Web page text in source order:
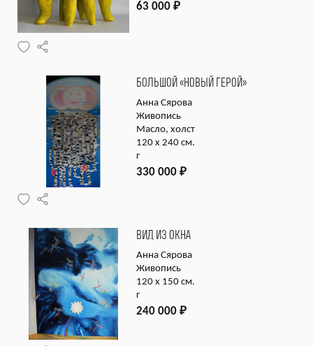
63 000 ₽
БОЛЬШОЙ «НОВЫЙ ГЕРОЙ»
Анна Сярова
Живопись
Масло, холст
120 х 240 см.
г
330 000 ₽
ВИД ИЗ ОКНА
Анна Сярова
Живопись
120 х 150 см.
г
240 000 ₽